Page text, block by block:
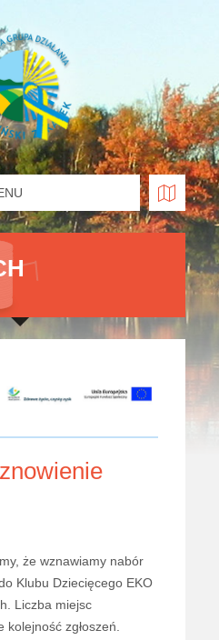
że wznawiamy nabór
Klubu Dziecięcego EKO
Liczba miejsc
kolejność zgłoszeń.